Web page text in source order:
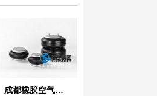
成都橡胶空气弹簧